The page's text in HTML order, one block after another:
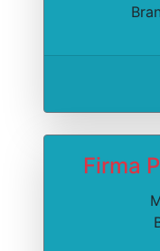
Firma